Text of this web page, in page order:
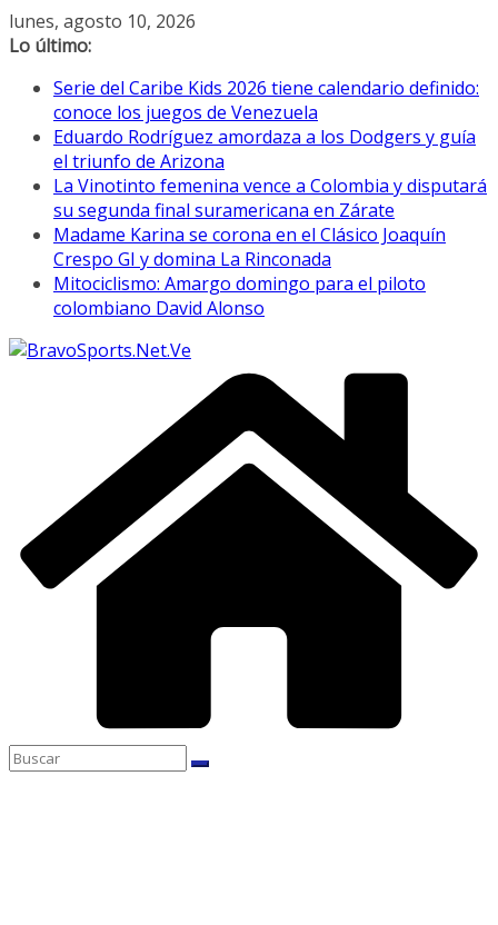
Saltar
al
lunes, agosto 10, 2026
Lo último:
Serie del Caribe Kids 2026 tiene calendario definido:
conoce los juegos de Venezuela
Eduardo Rodríguez amordaza a los Dodgers y guía
el triunfo de Arizona
La Vinotinto femenina vence a Colombia y disputará
su segunda final suramericana en Zárate
Madame Karina se corona en el Clásico Joaquín
Crespo GI y domina La Rinconada
Mitociclismo: Amargo domingo para el piloto
colombiano David Alonso